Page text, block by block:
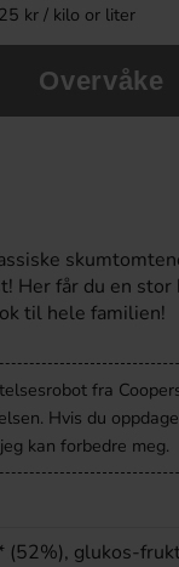
Köp
kr / kilo or liter
Overvåke
Her får du en stor
til hele familien!
fra
Hvis du
kan forbedre meg.
(52%), glukos-